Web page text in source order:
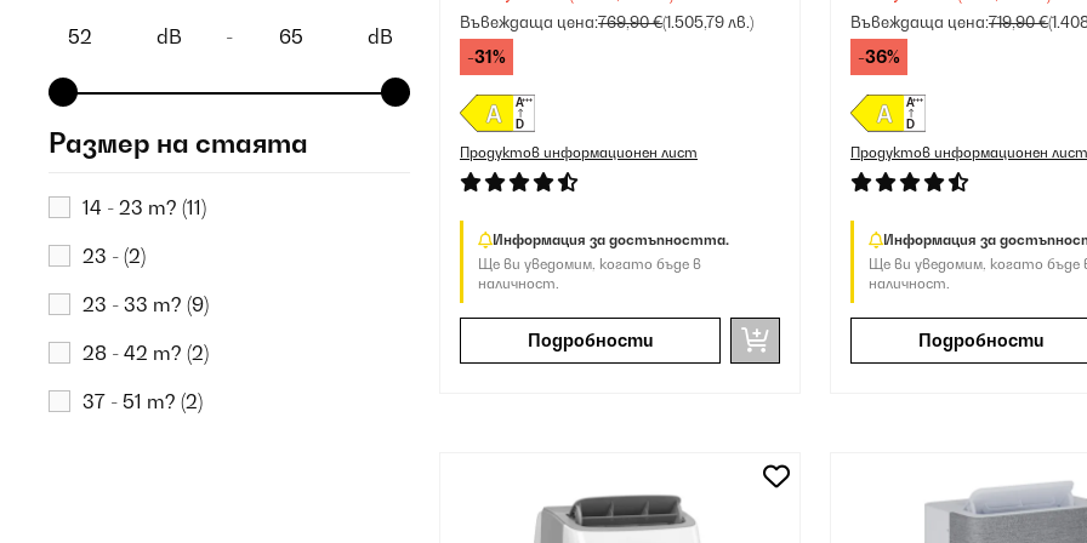
dB - dB
Размер на стаята
14 - 23 m? (11)
23 - (2)
23 - 33 m? (9)
28 - 42 m? (2)
37 - 51 m? (2)
Въвеждаща цена:769,90 €(1.505,79 лв.)
-31%
Продуктов информационен лист
Информация за достъпността.
Ще ви уведомим, когато бъде в
наличност.
Подробности
Въвеждаща цена:719,90 €
-36%
Продуктов информационен лист
Информация за
Ще ви уведомим, когато бъде
наличност.
Подробности